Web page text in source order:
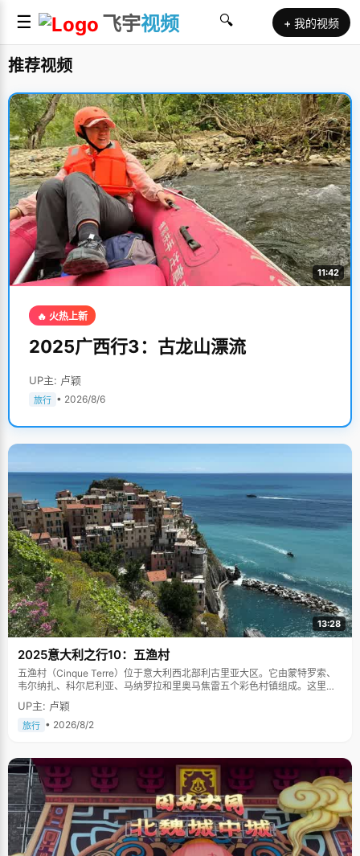
☰ 飞宇视频 🔍 + 我的视频
推荐视频
11:42
🔥 火热上新
2025广西行3：古龙山漂流
UP主: 卢颖
旅行 • 2026/8/6
13:28
2025意大利之行10：五渔村
五渔村（Cinque Terre）位于意大利西北部利古里亚大区。它由蒙特罗索、
韦尔纳扎、科尔尼利亚、马纳罗拉和里奥马焦雷五个彩色村镇组成。这里依
山傍海，房屋色彩斑斓，1997年被列为世界文化遗产。
UP主: 卢颖
旅行 • 2026/8/2